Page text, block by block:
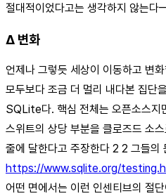
절대적이었다고는 생각하지 않는
Δ 변화
언제나 그렇듯 세상이 이동하고 변
모두보다 조금 더 멀리 내다본 집단
SQLite다. 핵심 전체는 오픈소스지
스위트의 상당 부분을 클로즈드 소
줄에 달한다고 주장한다 2 2 그들의
https://www.sqlite.org/
어떤 면에서는 이런 인센티브의 절